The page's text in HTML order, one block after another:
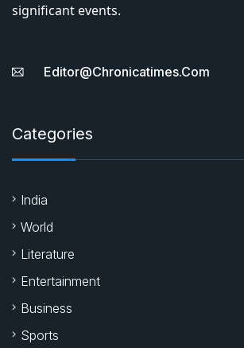
significant events.
Editor@chronicatimes.com
Categories
India
World
Literature
Entertainment
Business
Sports